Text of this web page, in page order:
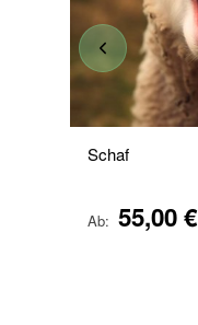
Schaf
Ab 55,00 €